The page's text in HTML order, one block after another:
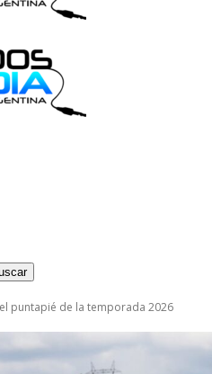
puntapié de la temporada 2026